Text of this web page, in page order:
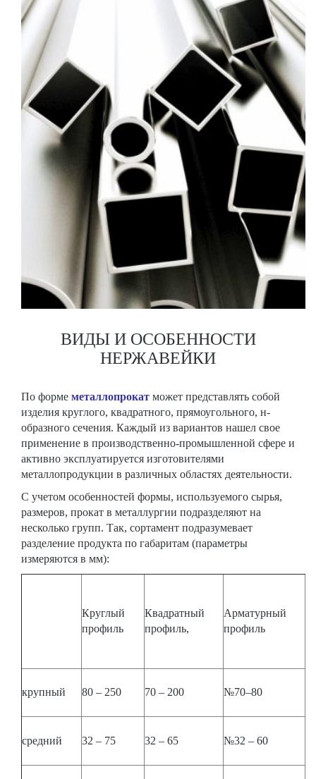
ВИДЫ И ОСОБЕННОСТИ
НЕРЖАВЕЙКИ
По форме металлопрокат может представлять собой
изделия круглого, квадратного, прямоугольного, н-
образного сечения. Каждый из вариантов нашел свое
применение в производственно-промышленной сфере и
активно эксплуатируется изготовителями
металлопродукции в различных областях деятельности.
С учетом особенностей формы, используемого сырья,
размеров, прокат в металлургии подразделяют на
несколько групп. Так, сортамент подразумевает
разделение продукта по габаритам (параметры
измеряются в мм):
Круглый
профиль
Квадратный
профиль,
Арматурный
профиль
крупный 80 – 250 70 – 200 №70–80
средний 32 – 75 32 – 65 №32 – 60